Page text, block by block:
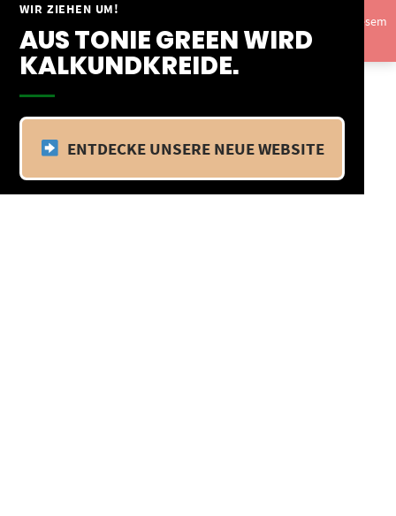
WIR ZIEHEN UM!
AUS TONIE GREEN WIRD
KALKUNDKREIDE.
ENTDECKE UNSERE NEUE WEBSITE
Springe
Inhalt
Vom 09.04.25 - 20.04.25 befinden wir uns im Betriebsurlaub. In diesem
Zeitraum findet kein Versand statt.Ausblenden